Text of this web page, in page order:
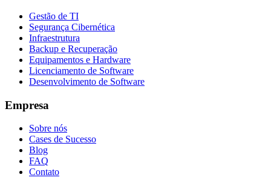
Gestão de TI
Segurança Cibernética
Infraestrutura
Backup e Recuperação
Equipamentos e Hardware
Licenciamento de Software
Desenvolvimento de Software
Empresa
Sobre nós
Cases de Sucesso
Blog
FAQ
Contato